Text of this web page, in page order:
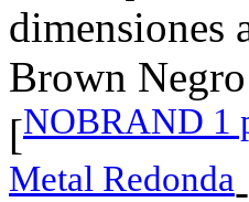
dimensiones
Brown
[NOBRAND 1
Metal Redonda-